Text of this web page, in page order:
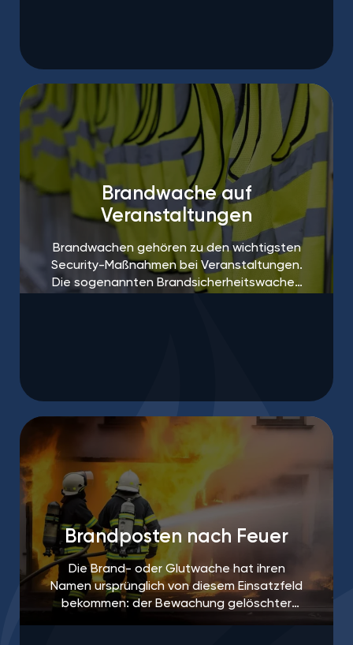
Brandwache auf
Veranstaltungen
Brandwachen gehören zu den wichtigsten
Security-Maßnahmen bei Veranstaltungen.
Die sogenannten Brandsicherheitswachen
Brandposten nach Feuer
Die Brand- oder Glutwache hat ihren
Namen ursprünglich von diesem Einsatzfeld
bekommen: der Bewachung gelöschter